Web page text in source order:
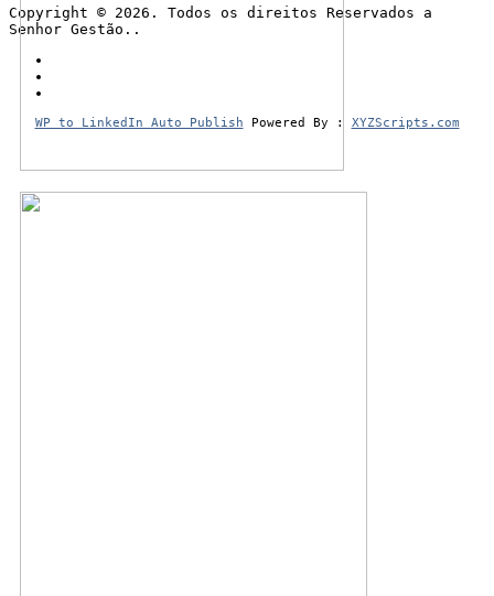
Copyright © 2026. Todos os direitos Reservados a
Senhor Gestão..
WP to LinkedIn Auto Publish Powered By : XYZScripts.com